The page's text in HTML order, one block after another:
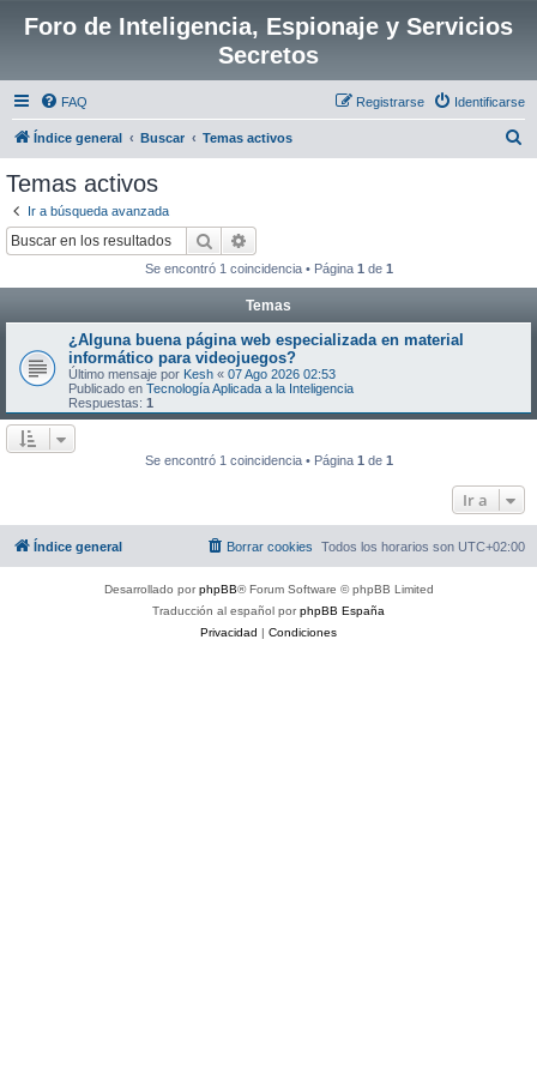
Foro de Inteligencia, Espionaje y Servicios
Secretos
FAQ Identificarse
Registrarse
Índice general Buscar Temas activos
Temas activos
Ir a búsqueda avanzada
Buscar
Se encontró 1 coincidencia • Página 1 de 1
Temas
¿Alguna buena página web especializada en material
informático para videojuegos?
Último mensaje por Kesh « 07 Ago 2026 02:53
Publicado en Tecnología Aplicada a la Inteligencia
Respuestas: 1
Se encontró 1 coincidencia • Página 1 de 1
Ir a
Índice general Todos los horarios son UTC+02:00
Borrar cookies
Desarrollado porphpBB® Forum Software © phpBB Limited
Traducción al español porphpBB España
Privacidad | Condiciones